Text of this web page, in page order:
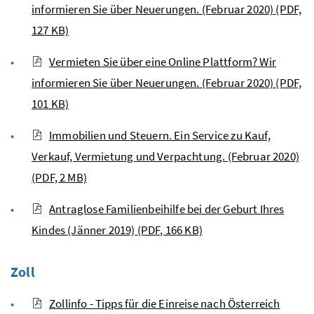
informieren Sie über Neuerungen. (Februar 2020) (PDF,
127 KB)
Vermieten Sie über eine Online Plattform? Wir
informieren Sie über Neuerungen. (Februar 2020) (PDF,
101 KB)
Immobilien und Steuern. Ein Service zu Kauf,
Verkauf, Vermietung und Verpachtung. (Februar 2020)
(PDF, 2 MB)
Antraglose Familienbeihilfe bei der Geburt Ihres
Kindes (Jänner 2019) (PDF, 166 KB)
Zoll
Zollinfo - Tipps für die Einreise nach Österreich